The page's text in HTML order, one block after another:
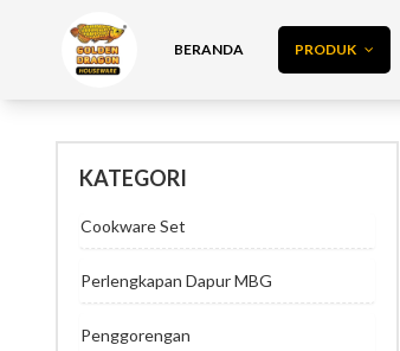
BERANDA PRODUK
KATEGORI
Cookware Set
Perlengkapan Dapur MBG
Penggorengan